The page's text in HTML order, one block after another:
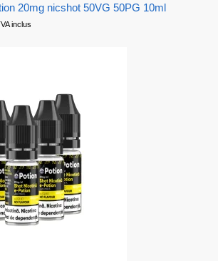
20mg nicshot 50VG 50PG 10ml
inclus